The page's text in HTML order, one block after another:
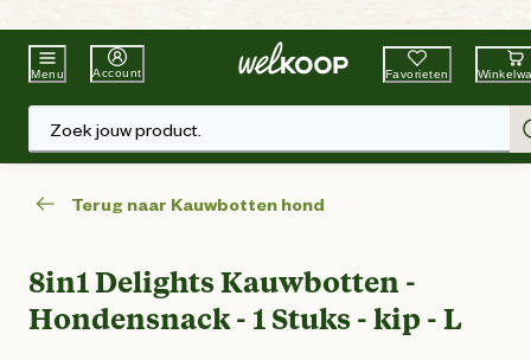
Beste WinkelketenTuin & Dier
Menu Account Favorieten
Zoek jouw product.
Terug naar Kauwbotten hond
8in1 Delights Kauwbotten -
Hondensnack - 1 Stuks - kip - L